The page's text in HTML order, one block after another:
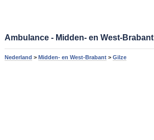
Ambulance - Midden- en West-Brabant
Nederland > Midden- en West-Brabant> Gilze